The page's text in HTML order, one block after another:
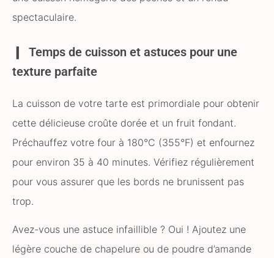
spectaculaire.
Temps de cuisson et astuces pour une
texture parfaite
La cuisson de votre tarte est primordiale pour obtenir
cette délicieuse croûte dorée et un fruit fondant.
Préchauffez votre four à 180°C (355°F) et enfournez
pour environ 35 à 40 minutes. Vérifiez régulièrement
pour vous assurer que les bords ne brunissent pas
trop.
Avez-vous une astuce infaillible ? Oui ! Ajoutez une
légère couche de chapelure ou de poudre d’amande